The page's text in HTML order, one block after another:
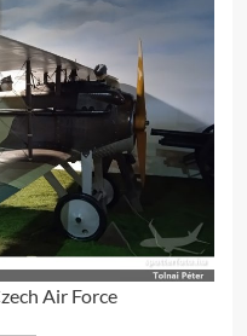
Air Force